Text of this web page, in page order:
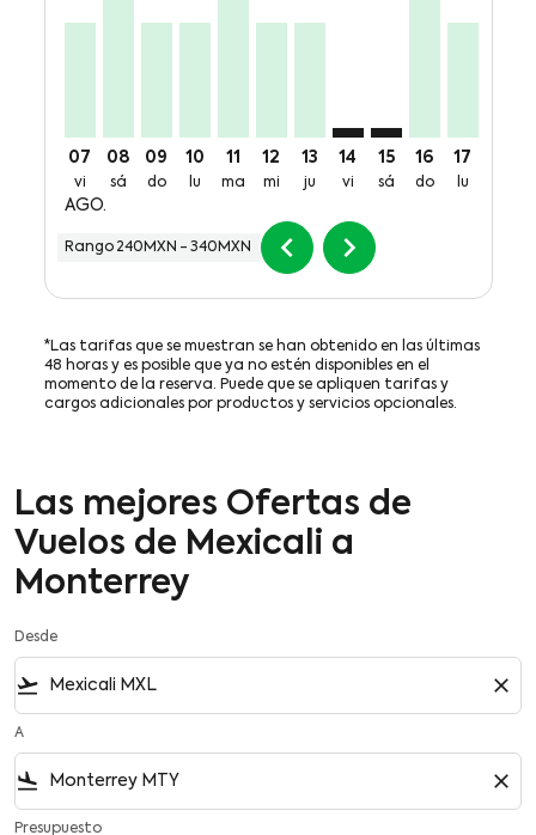
07
vi
AGO.
08
sá
09
do
10
lu
11
ma
12
mi
13
ju
14
vi
15
sá
16
do
17
lu
Rango 240MXN - 340MXN chevron_left chevron_right
*Las tarifas que se muestran se han obtenido en las últimas
48 horas y es posible que ya no estén disponibles en el
momento de la reserva. Puede que se apliquen tarifas y
cargos adicionales por productos y servicios opcionales.
Las mejores Ofertas de
Vuelos de Mexicali a
Monterrey
Desde
flight_takeoff close
A
flight_land close
Presupuesto